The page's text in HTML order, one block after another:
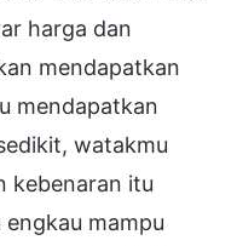
harga dan
mendapatkan
mendapatkan
watakmu
kebenaran itu
mampu